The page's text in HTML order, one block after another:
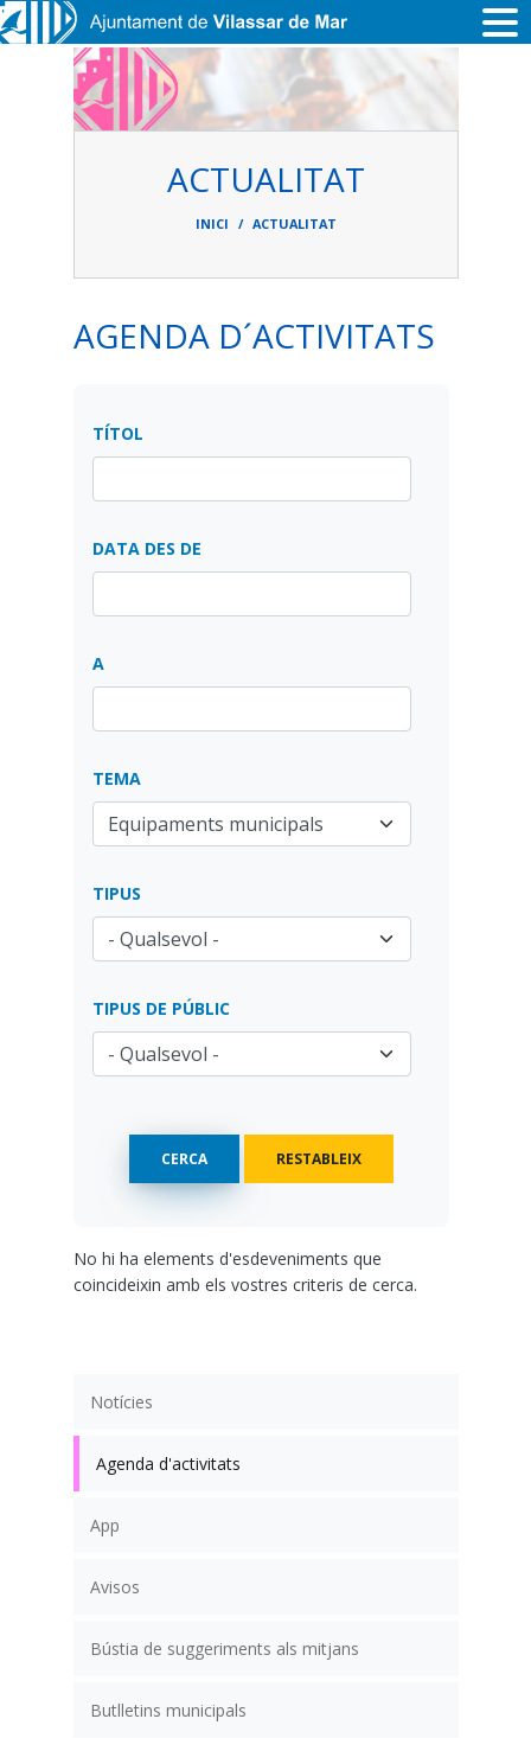
Vés al contingut
ACTUALITAT
d'ariadna
INICI ACTUALITAT
Notícies
Agenda d'activitats
App
Avisos
Bústia de suggeriments als mitjans
Butlletins municipals
AGENDA D´ACTIVITATS
TÍTOL
DATA DES DE
A
TEMA
TIPUS
TIPUS DE PÚBLIC
No hi ha elements d'esdeveniments que
coincideixin amb els vostres criteris de cerca.